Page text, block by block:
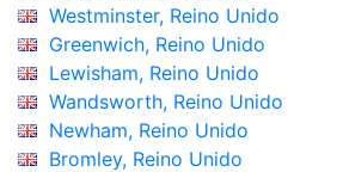
Westminster, Reino Unido
Greenwich, Reino Unido
Lewisham, Reino Unido
Wandsworth, Reino Unido
Newham, Reino Unido
Bromley, Reino Unido